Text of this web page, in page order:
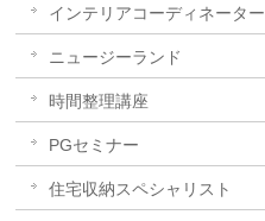
インテリアコーディネーター
ニュージーランド
時間整理講座
PGセミナー
住宅収納スペシャリスト